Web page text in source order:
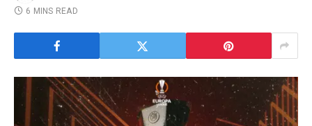
6 MINS READ